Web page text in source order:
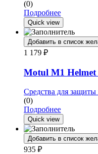
(0)
Подробнее
Quick view
Добавить в список
1 179 ₽
Motul M1
Средства для
(0)
Подробнее
Quick view
Добавить в список
935 ₽